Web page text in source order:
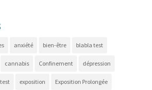
anxiété bien-être blabla test
cannabis Confinement dépression
exposition Exposition Prolongée